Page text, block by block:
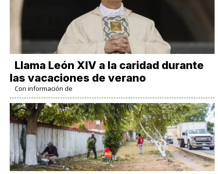
Llama León XIV a la caridad durante
las vacaciones de verano
Con información de